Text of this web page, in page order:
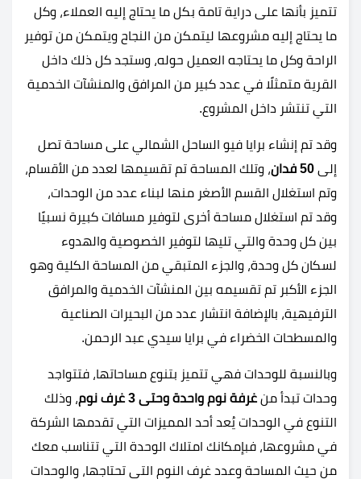
تتميز بأنها على دراية تامة بكل ما يحتاج إليه العملاء، وكل
ما يحتاج إليه مشروعها ليتمكن من النجاح ويتمكن من توفير
الراحة وكل ما يحتاجه العميل حوله، وستجد كل ذلك داخل
القرية متمثلًا في عدد كبير من المرافق والمنشآت الخدمية
التي تنتشر داخل المشروع.
وقد تم إنشاء برايا فيو الساحل الشمالي على مساحة تصل
إلى 50 فدان
، وتلك المساحة تم تقسيمها لعدد من الأقسام،
وتم استغلال القسم الأصغر منها لبناء عدد من الوحدات،
وقد تم استغلال مساحة أخرى لتوفير مسافات كبيرة نسبيًا
بين كل وحدة والتي تليها لتوفير الخصوصية والهدوء
لسكان كل وحدة، والجزء المتبقي من المساحة الكلية وهو
الجزء الأكبر تم تقسيمه بين المنشآت الخدمية والمرافق
الترفيهية، بالإضافة انتشار عدد من البحيرات الصناعية
والمسطحات الخضراء في برايا سيدي عبد الرحمن.
وبالنسبة للوحدات فهي تتميز بتنوع مساحاتها، فتتواجد
وحدات تبدأ من غرفة نوم واحدة وحتى 3 غرف نوم
، وذلك
التنوع في الوحدات يُعد أحد المميزات التي تقدمها الشركة
في مشروعها، فبإمكانك امتلاك الوحدة التي تتناسب معك
من حيث المساحة وعدد غرف النوم التي تحتاجها، والوحدات